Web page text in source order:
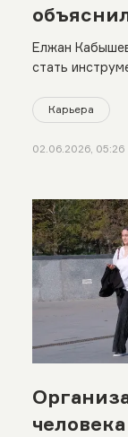
Елжан
стать
Карьера
02.06.2026, 05:26